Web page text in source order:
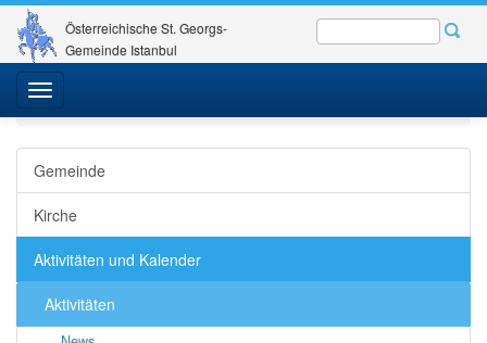
Österreichische St. Georgs-
Gemeinde Istanbul
Toggle
navigation
St. Georgs-Gemeinde
Aktivitäten und Kalender
Gemeinde
Kirche
Aktivitäten und Kalender
Aktivitäten